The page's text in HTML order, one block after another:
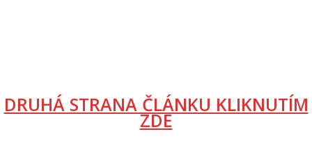
DRUHÁ STRANA ČLÁNKU KLIKNUTÍM
ZDE